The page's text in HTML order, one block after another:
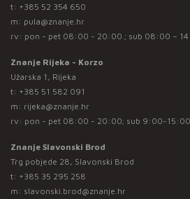
t: +385 52 354 650
m: pula@znanje.hr
rv: pon - pet 08:00 - 20:00 ; sub 08:00 –
Znanje Rijeka - Korzo
Užarska 1, Rijeka
t: +385 51 582 091
m: rijeka@znanje.hr
rv: pon - pet 08:00 - 20:00; sub 9:00-15:00
Znanje Slavonski Brod
Trg pobjede 28, Slavonski Brod
t: +385 35 295 258
m: slavonski.brod@znanje.hr